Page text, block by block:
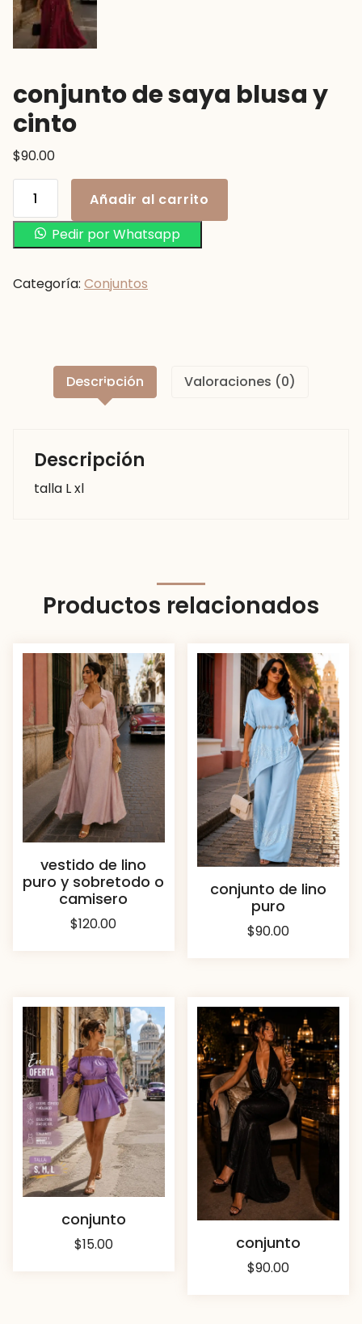
conjunto de saya blusa y
cinto
$90.00
Añadir al carrito
Pedir por Whatsapp
Categoría: Conjuntos
Descripción Valoraciones (0)
Descripción
talla L xl
Productos relacionados
vestido de lino
puro y sobretodo o
camisero
$120.00
conjunto de lino
puro
$90.00
conjunto
$15.00 conjunto
$90.00